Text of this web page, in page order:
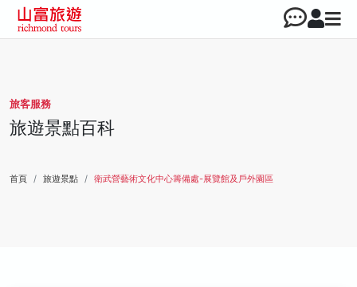
旅客服務
旅遊景點百科
首頁 旅遊景點 衛武營藝術文化中心籌備處-展覽館及戶外園區